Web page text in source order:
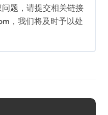
题，请提交相关链接
，我们将及时予以处